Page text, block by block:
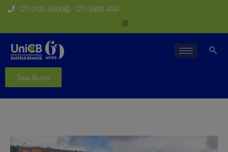
(27) 2102-6000 (27) 98118-4047
Seja Aluno